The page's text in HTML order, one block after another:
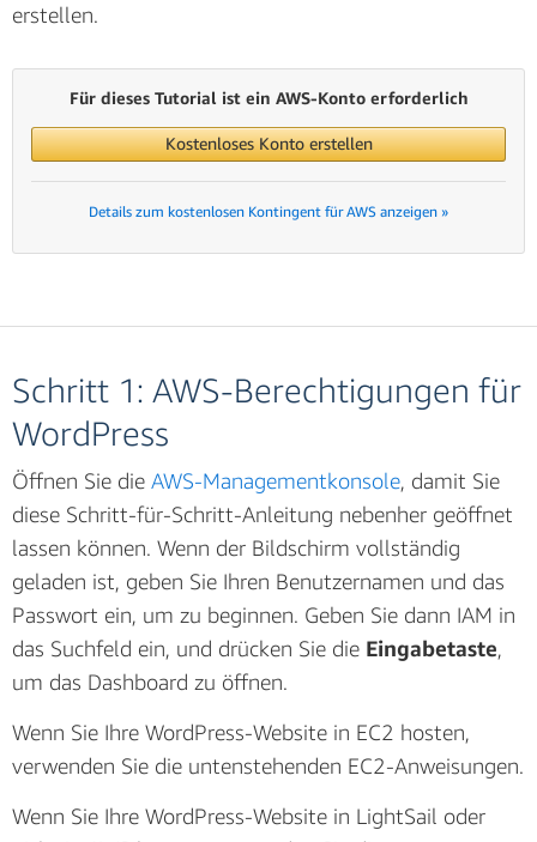
erstellen.
Für dieses Tutorial ist ein AWS-Konto erforderlich
Kostenloses Konto erstellen
Details zum kostenlosen Kontingent für AWS anzeigen »
Schritt 1: AWS-Berechtigungen für
WordPress
Öffnen Sie die AWS-Managementkonsole, damit Sie
diese Schritt-für-Schritt-Anleitung nebenher geöffnet
lassen können. Wenn der Bildschirm vollständig
geladen ist, geben Sie Ihren Benutzernamen und das
Passwort ein, um zu beginnen. Geben Sie dann IAM in
das Suchfeld ein, und drücken Sie die Eingabetaste,
um das Dashboard zu öffnen.
Wenn Sie Ihre WordPress-Website in EC2 hosten,
verwenden Sie die untenstehenden EC2-Anweisungen.
Wenn Sie Ihre WordPress-Website in LightSail oder